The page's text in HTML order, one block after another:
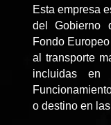
Esta empresa
del Gobierno
Fondo
al transporte
incluidas
o destino en